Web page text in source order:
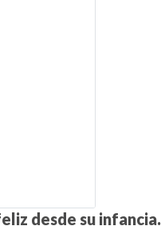
desde su infancia.